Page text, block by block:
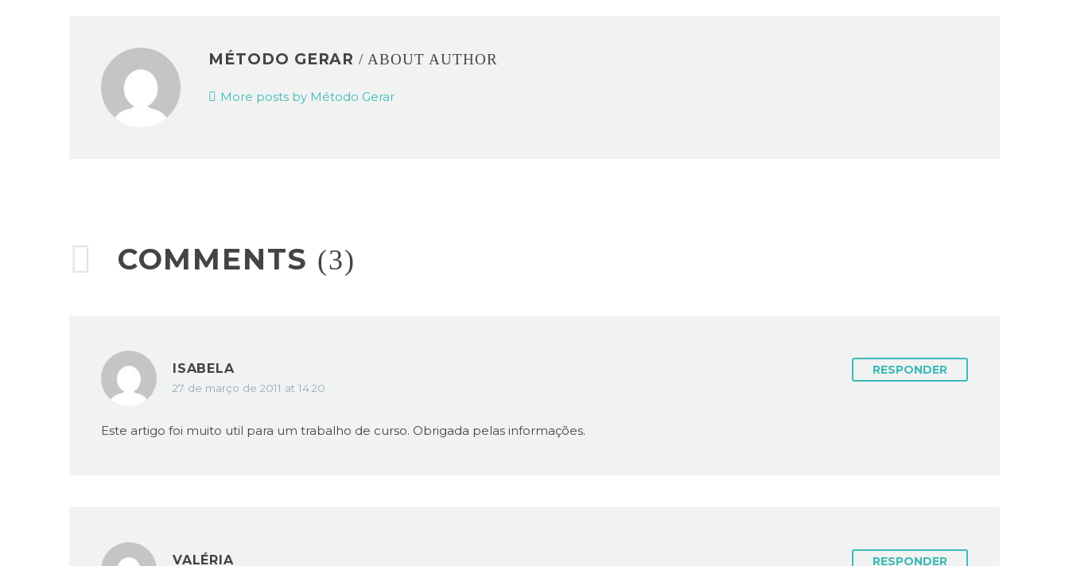
MÉTODO GERAR/ ABOUT AUTHOR
More posts by Método Gerar
COMMENTS (3)
ISABELA
27 de março de 2011 at 14:20
RESPONDER
Este artigo foi muito util para um trabalho de curso. Obrigada pelas informações.
VALÉRIA RESPONDER